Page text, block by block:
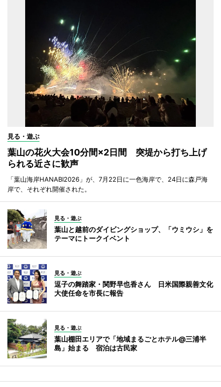
見る・遊ぶ
葉山の花火大会10分間×2日間 突堤から打ち上げ
られる近さに歓声
「葉山海岸HANABI2026」が、7月22日に一色海岸で、24日に森戸海
岸で、それぞれ開催された。
見る・遊ぶ
葉山と越前のダイビングショップ、「ウミウシ」を
テーマにトークイベント
見る・遊ぶ
逗子の舞踏家・関野早也香さん 日米国際親善文化
大使任命を市長に報告
見る・遊ぶ
葉山棚田エリアで「地域まるごとホテル@三浦半
島」始まる 宿泊は古民家